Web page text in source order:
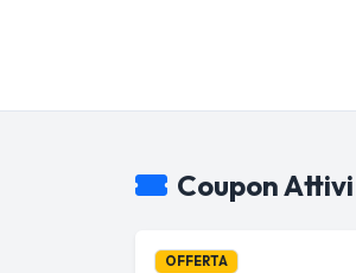
Coupon Attivi
OFFERTA